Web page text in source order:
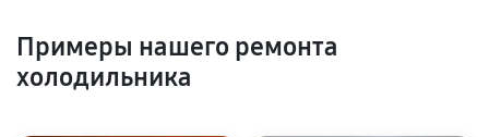
Примеры нашего ремонта
холодильника